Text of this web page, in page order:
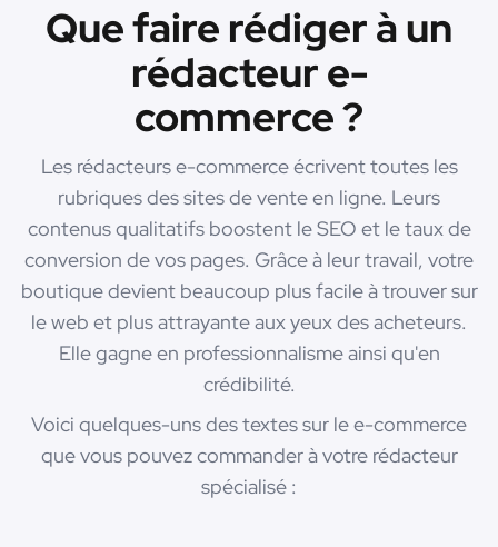
Que faire rédiger à un
rédacteur e-
commerce ?
Les rédacteurs e-commerce écrivent toutes les
rubriques des sites de vente en ligne. Leurs
contenus qualitatifs boostent le SEO et le taux de
conversion de vos pages. Grâce à leur travail, votre
boutique devient beaucoup plus facile à trouver sur
le web et plus attrayante aux yeux des acheteurs.
Elle gagne en professionnalisme ainsi qu'en
crédibilité.
Voici quelques-uns des textes sur le e-commerce
que vous pouvez commander à votre rédacteur
spécialisé :